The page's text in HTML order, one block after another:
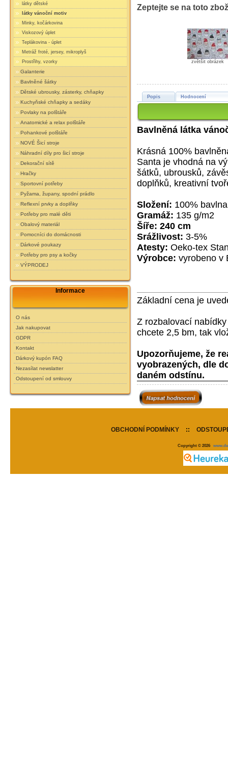
látky dětské
látky vánoční motiv
Minky, kočárkovina
Viskozový úplet
Teplákovina - úplet
Metráž froté, jersey, mikroplyš
Prostřihy, vzorky
Galanterie
Bavlněné šátky
Dětské ubrousky, zásterky, chňapky
Kuchyňské chňapky a sedáky
Povlaky na polštáře
Anatomické a relax polštáře
Pohankové polštáře
NOVÉ Šicí stroje
Náhradní díly pro šicí stroje
Dekorační sítě
Hračky
Sportovní potřeby
Pyžama, župany, spodní prádlo
Reflexní prvky a doplňky
Potřeby pro malé děti
Obalový materiál
Pomocníci do domácnosti
Dárkové poukazy
Potřeby pro psy a kočky
VÝPRODEJ
Informace
O nás
Jak nakupovat
GDPR
Kontakt
Dárkový kupón FAQ
Nezasílat newslatter
Odstoupení od smlouvy
Zeptejte se na toto
zvětšit obrázek
Popis Hodnocení
Bavlněná látka
Krásná 100%
Santa je vhodná na
šátků, ubrousků,
doplňků, kreativní
Složení: 100% bavlna
Gramáž: 135 g/m2
Šíře: 240 cm
Srážlivost: 3-5%
Atesty: Oeko-tex
Výrobce: vyrobeno v
Základní cena je
Z rozbalovací
chcete 2,5 bm, tak
Upozorňujeme, že
vyobrazených, dle
daném odstínu.
OBCHODNÍ PODMÍNKY ::
Copyright © 2026